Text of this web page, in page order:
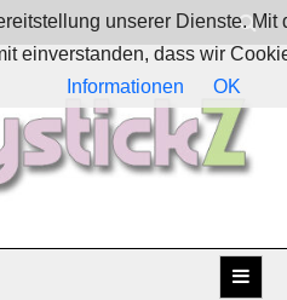
unserer Dienste. Mit
einverstanden, dass wir
Informationen
OK